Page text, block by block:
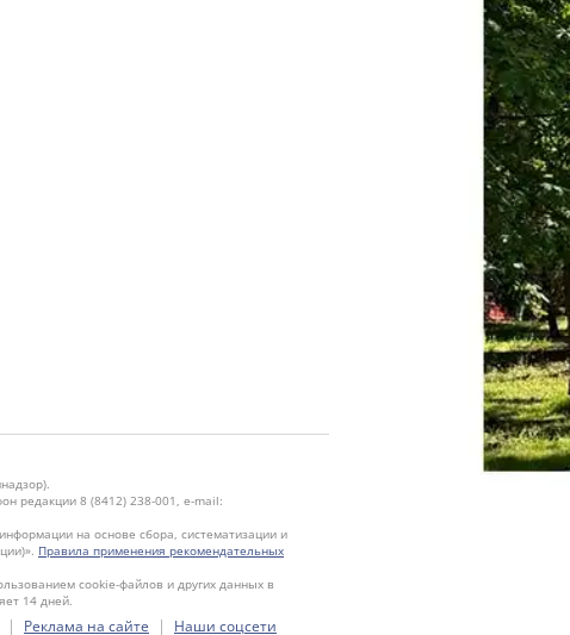
редакции 8 (8412) 238-001, e-mail:
на основе сбора, систематизации и
Правила применения рекомендательных
cookie-файлов и других данных в
14 дней.
| Реклама на сайте | Наши соцсети